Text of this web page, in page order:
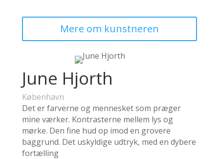
Mere om kunstneren
June Hjorth
København
Det er farverne og mennesketsom præger
mine værker. Kontrasterne mellem lys og
mørke. Den fine hud op imod en grovere
baggrund. Det uskyldige udtryk, med en dybere
fortælling